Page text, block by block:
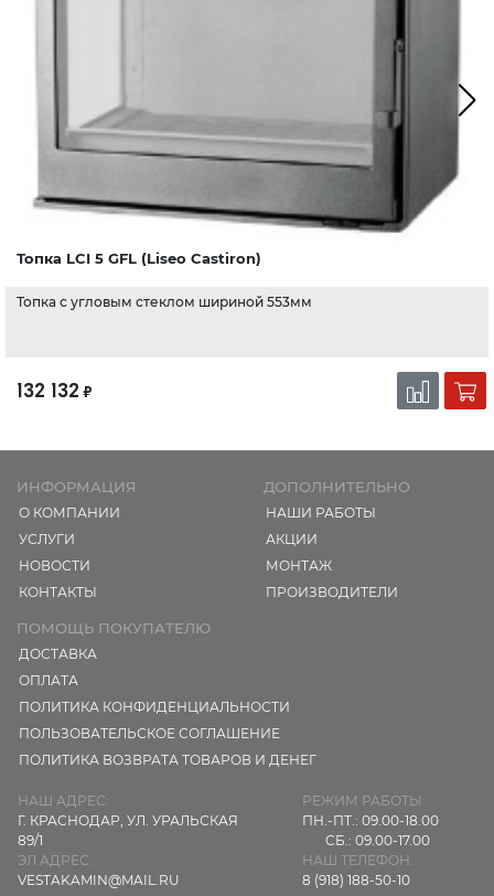
Топка LCI 5 GFL (Liseo Castiron)
Топка с угловым стеклом шириной 553мм
132 132 ₽
ИНФОРМАЦИЯ
О КОМПАНИИ
УСЛУГИ
НОВОСТИ
КОНТАКТЫ
ДОПОЛНИТЕЛЬНО
НАШИ РАБОТЫ
АКЦИИ
МОНТАЖ
ПРОИЗВОДИТЕЛИ
ПОМОЩЬ ПОКУПАТЕЛЮ
ДОСТАВКА
ОПЛАТА
ПОЛИТИКА КОНФИДЕНЦИАЛЬНОСТИ
ПОЛЬЗОВАТЕЛЬСКОЕ СОГЛАШЕНИЕ
ПОЛИТИКА ВОЗВРАТА ТОВАРОВ И ДЕНЕГ
НАШ АДРЕС:
Г. КРАСНОДАР, УЛ. УРАЛЬСКАЯ
89/1
ЭЛ.АДРЕС:
VESTAKAMIN@MAIL.RU
РЕЖИМ РАБОТЫ:
ПН.-ПТ.: 09.00-18.00
СБ.: 09.00-17.00
НАШ ТЕЛЕФОН:
8 (918) 188-50-10